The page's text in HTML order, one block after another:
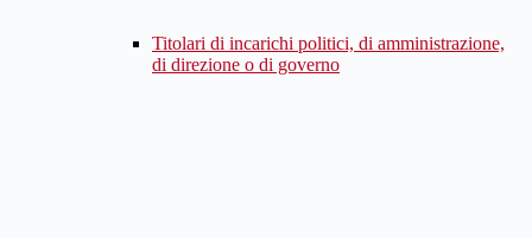
Titolari di incarichi politici, di amministrazione,
di direzione o di governo